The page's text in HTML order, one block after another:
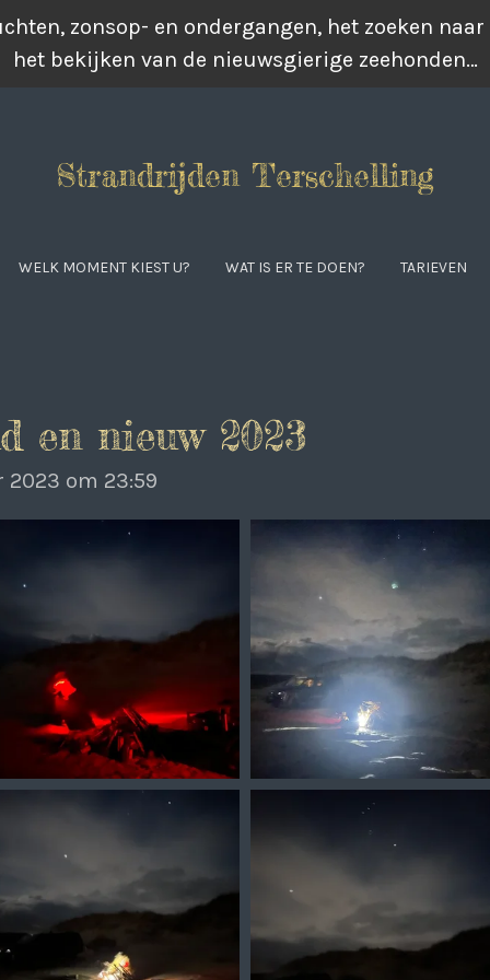
zonsop- en ondergangen, het zoeken
het bekijken van de nieuwsgierige zeehonden…
Strandrijden Terschelling
WELK MOMENT KIEST U? WAT IS ER TE DOEN? TARIEVEN
en nieuw 2023
2023 om 23:59